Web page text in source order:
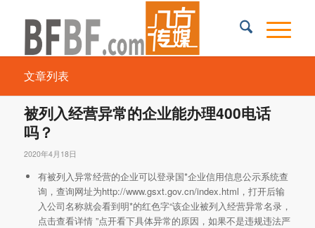
文章列表
被列入经营异常的企业能办理400电话
吗？
2020年4月18日
有被列入异常经营的企业可以登录国*企业信用信息公示系统查
询，查询网址为http://www.gsxt.gov.cn/index.html，打开后输
入公司名称就会看到明*的红色字“该企业被列入经营异常名录，
点击查看详情 ”点开看下具体异常的原因，如果不是违规违法严